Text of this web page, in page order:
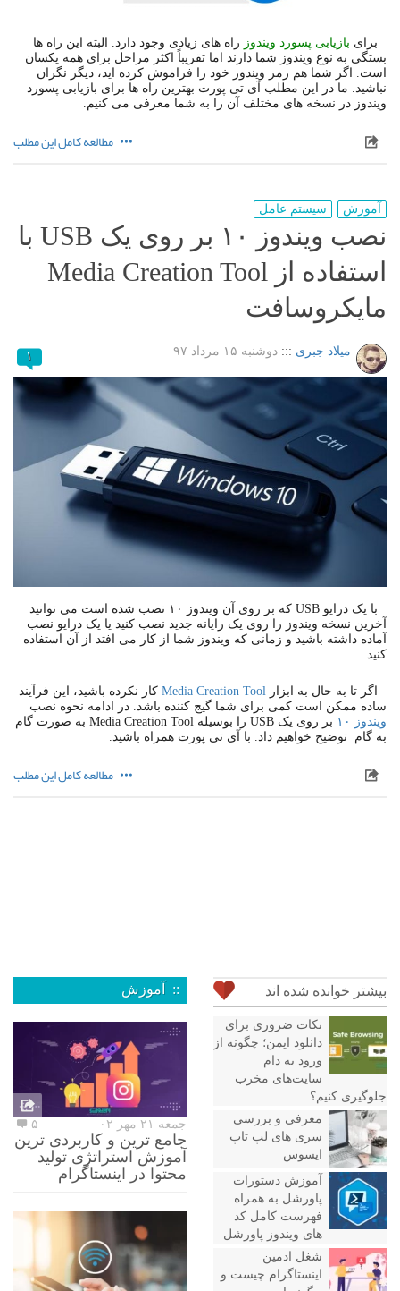
برای بازیابی پسورد ویندوز راه های زیادی وجود دارد. البته این راه ها
بستگی به نوع ویندوز شما دارند اما تقریباً اکثر مراحل برای همه یکسان
است. اگر شما هم رمز ویندوز خود را فراموش کرده اید، دیگر نگران
نباشید. ما در این مطلب آی تی پورت بهترین راه ها برای بازیابی پسورد
ویندوز در نسخه های مختلف آن را به شما معرفی می کنیم.
مطالعه کامل این مطلب
آموزش سیستم عامل
نصب ویندوز ۱۰ بر روی یک USB با
استفاده از Media Creation Tool
مایکروسافت
میلاد جبری ::: دوشنبه ۱۵ مرداد ۹۷ ۱
با یک درایو USB که بر روی آن ویندوز ۱۰ نصب شده است می توانید
آخرین نسخه ویندوز را روی یک رایانه جدید نصب کنید یا یک درایو نصب
آماده داشته باشید و زمانی که ویندوز شما از کار می افتد از آن استفاده
کنید.
اگر تا به حال به ابزار Media Creation Tool کار نکرده باشید، این فرآیند
ساده ممکن است کمی برای شما گیج کننده باشد. در ادامه نحوه نصب
ویندوز ۱۰
بر روی یک USB را بوسیله Media Creation Tool به صورت گام
به گام توضیح خواهیم داد. با آی تی پورت همراه باشید.
مطالعه کامل این مطلب
بیشتر خوانده شده اند
نکات ضروری برای
دانلود ایمن؛ چگونه از
ورود به دام
سایت‌های مخرب
جلوگیری کنیم؟
معرفی و بررسی
سری های لپ تاپ
ایسوس
آموزش دستورات
پاورشل به همراه
فهرست کامل کد
های ویندوز پاورشل
شغل ادمین
اینستاگرام چیست و
:: آموزش
جمعه ۲۱ مهر ۰۲ ۵
جامع ترین و کاربردی ترین
آموزش استراتژی تولید
محتوا در اینستاگرام